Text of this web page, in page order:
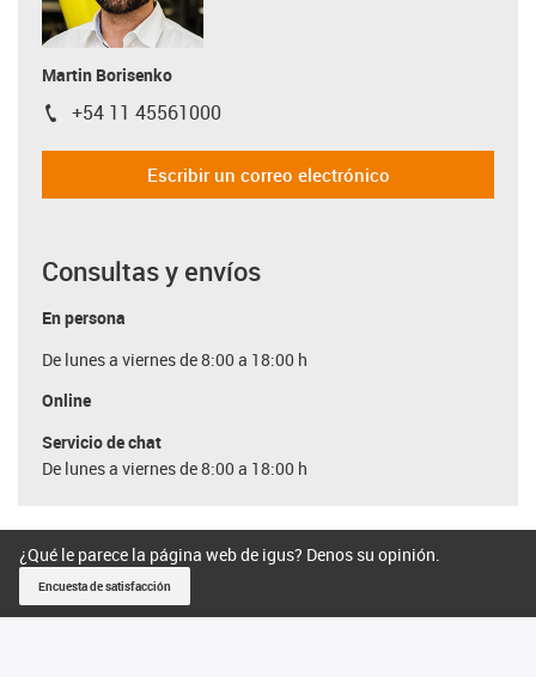
Martin Borisenko
igus-icon-phone
+54 11 45561000
Escribir un correo electrónico
Consultas y envíos
En persona
De lunes a viernes de 8:00 a 18:00 h
Online
Servicio de chat
De lunes a viernes de 8:00 a 18:00 h
¿Qué le parece la página web de igus? Denos su opinión.
Encuesta de satisfacción